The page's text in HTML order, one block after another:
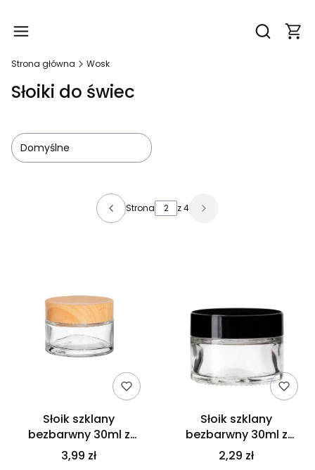
Otwórz
Strona główna Wosk
Słoiki do świec
Domyślne
Lista produktów
Strona z 4
Słoik szklany
bezbarwny 30ml z
nakrętką bambusową
3,99 zł
Słoik szklany
bezbarwny 30ml z
nakrętką czarną
2,29 zł